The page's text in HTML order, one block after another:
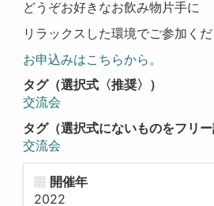
どうぞお好きなお飲み物片手に
リラックスした環境でご参加くだ
お申込みはこちらから。
タグ（選択式〈推奨〉）
交流会
タグ（選択式にないものをフリー
交流会
開催年
2022